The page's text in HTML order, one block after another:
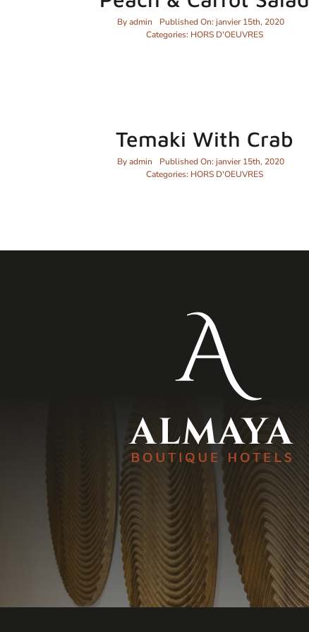
Byadmin
Published On: janvier 15th, 2020
Categories: HORS D'OEUVRES
Temaki With Crab
Byadmin
Published On: janvier 15th, 2020
Categories: HORS D'OEUVRES